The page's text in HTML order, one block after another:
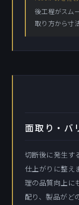
後工程がスム
取り方から寸
面取り・バ
切断後に発生す
仕上がりに整え
理の品質向上に
配り、製品がど